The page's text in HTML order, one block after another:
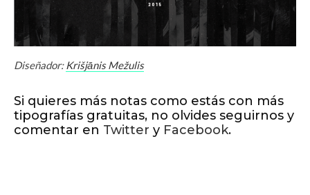
Diseñador: Krišjānis Mežulis
Si quieres más notas como estás con más
tipografías gratuitas, no olvides seguirnos y
comentar en Twitter y Facebook.